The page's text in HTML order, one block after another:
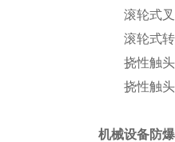
滚轮式叉
滚轮式转
挠性触头
挠性触头
机械设备防